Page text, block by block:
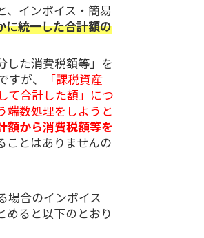
、インボイス・簡易
に統一した合計額の
した消費税額等」を
が、
「課税資産
て合計した額」につ
端数処理をしようと
額から消費税額等を
ことはありませんの
場合のインボイス
めると以下のとおり